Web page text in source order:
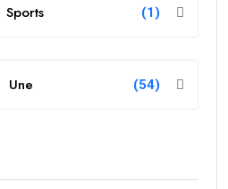
Sports (1)
Une (54)